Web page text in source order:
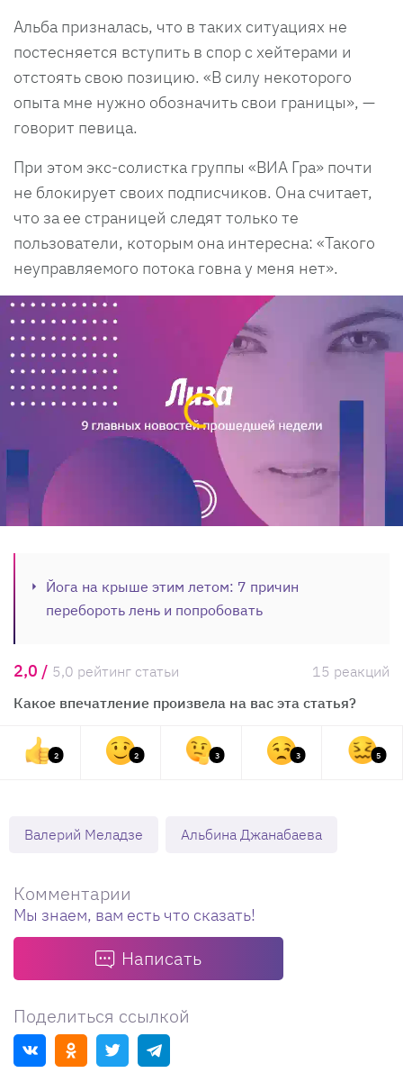
Альба призналась, что в таких ситуациях не
постесняется вступить в спор с хейтерами и
отстоять свою позицию. «В силу некоторого
опыта мне нужно обозначить свои границы», —
говорит певица.
При этом экс-солистка группы «ВИА Гра» почти
не блокирует своих подписчиков. Она считает,
что за ее страницей следят только те
пользователи, которым она интересна: «Такого
неуправляемого потока говна у меня нет».
Йога на крыше этим летом: 7 причин
перебороть лень и попробовать
2,0 / 5,0 рейтинг статьи
15 реакций
Какое впечатление произвела на вас эта статья?
2 2 3 3 5
Валерий Меладзе Альбина Джанабаева
Комментарии
Мы знаем, вам есть что сказать!
Написать
Поделиться ссылкой